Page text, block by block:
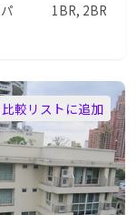
1BR, 2BR
比較リストに追加